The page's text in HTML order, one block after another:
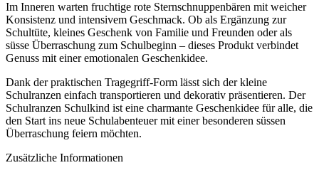
Im Inneren warten fruchtige rote Sternschnuppenbären mit weicher
Konsistenz und intensivem Geschmack. Ob als Ergänzung zur
Schultüte, kleines Geschenk von Familie und Freunden oder als
süsse Überraschung zum Schulbeginn – dieses Produkt verbindet
Genuss mit einer emotionalen Geschenkidee.
Dank der praktischen Tragegriff-Form lässt sich der kleine
Schulranzen einfach transportieren und dekorativ präsentieren. Der
Schulranzen Schulkind ist eine charmante Geschenkidee für alle, die
den Start ins neue Schulabenteuer mit einer besonderen süssen
Überraschung feiern möchten.
Zusätzliche Informationen